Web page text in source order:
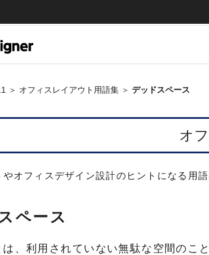
＞ オフィスレイアウト用語集 ＞ デッドスペース
オ
オフィスデザイン設計のヒントになる用
ペース
、利用されていない無駄な空間のこと